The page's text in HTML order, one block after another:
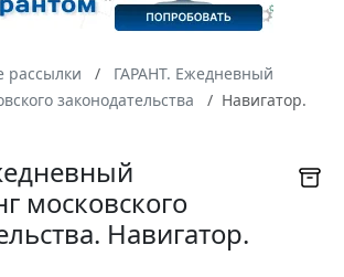
ГАРАНТ. Ежедневный
законодательства
Навигатор.
московского
Навигатор.